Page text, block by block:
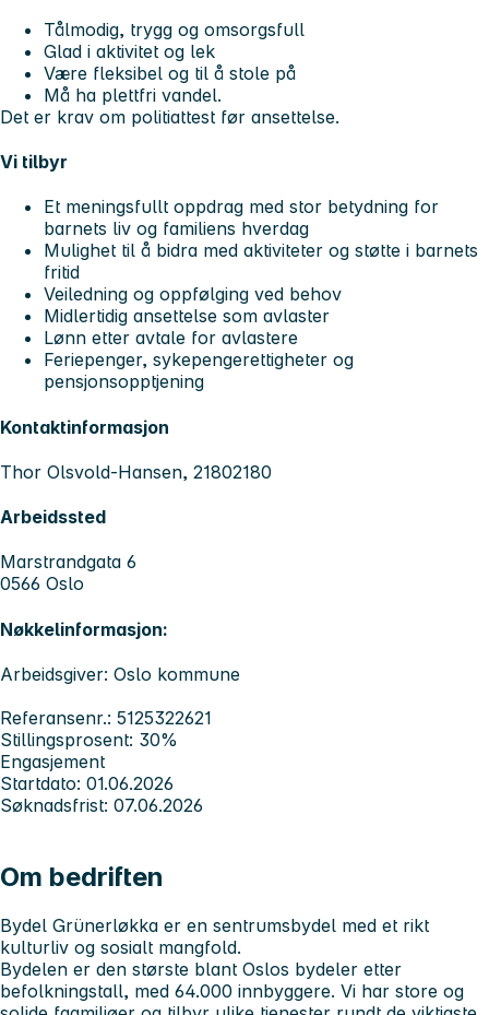
Tålmodig, trygg og omsorgsfull
Glad i aktivitet og lek
Være fleksibel og til å stole på
Må ha plettfri vandel.
Det er krav om politiattest før ansettelse.
Vi tilbyr
Et meningsfullt oppdrag med stor betydning for
barnets liv og familiens hverdag
Mulighet til å bidra med aktiviteter og støtte i barnets
fritid
Veiledning og oppfølging ved behov
Midlertidig ansettelse som avlaster
Lønn etter avtale for avlastere
Feriepenger, sykepengerettigheter og
pensjonsopptjening
Kontaktinformasjon
Thor Olsvold-Hansen, 21802180
Arbeidssted
Marstrandgata 6
0566 Oslo
Nøkkelinformasjon:
Arbeidsgiver: Oslo kommune
Referansenr.: 5125322621
Stillingsprosent: 30%
Engasjement
Startdato: 01.06.2026
Søknadsfrist: 07.06.2026
Om bedriften
Bydel Grünerløkka er en sentrumsbydel med et rikt
kulturliv og sosialt mangfold.
Bydelen er den største blant Oslos bydeler etter
befolkningstall, med 64.000 innbyggere. Vi har store og